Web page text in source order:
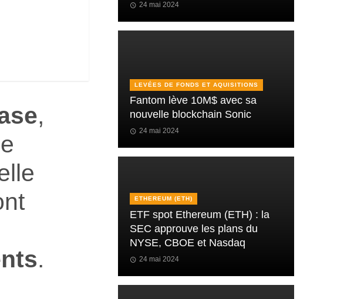
,
.
24 mai 2024
LEVÉES DE FONDS ET AQUISITIONS
Fantom lève 10M$ avec sa
nouvelle blockchain Sonic
24 mai 2024
ETHEREUM (ETH)
ETF spot Ethereum (ETH) : la
SEC approuve les plans du
NYSE, CBOE et Nasdaq
24 mai 2024